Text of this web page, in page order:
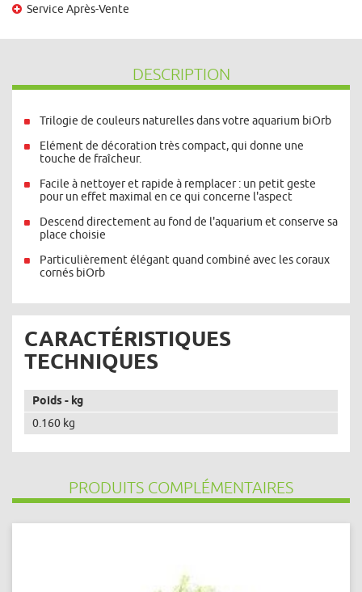
Service Après-Vente
DESCRIPTION
Trilogie de couleurs naturelles dans votre aquarium biOrb
Elément de décoration très compact, qui donne une
touche de fraîcheur.
Facile à nettoyer et rapide à remplacer : un petit geste
pour un effet maximal en ce qui concerne l'aspect
Descend directement au fond de l'aquarium et conserve sa
place choisie
Particulièrement élégant quand combiné avec les coraux
cornés biOrb
CARACTÉRISTIQUES
TECHNIQUES
Poids - kg
0.160 kg
PRODUITS COMPLÉMENTAIRES